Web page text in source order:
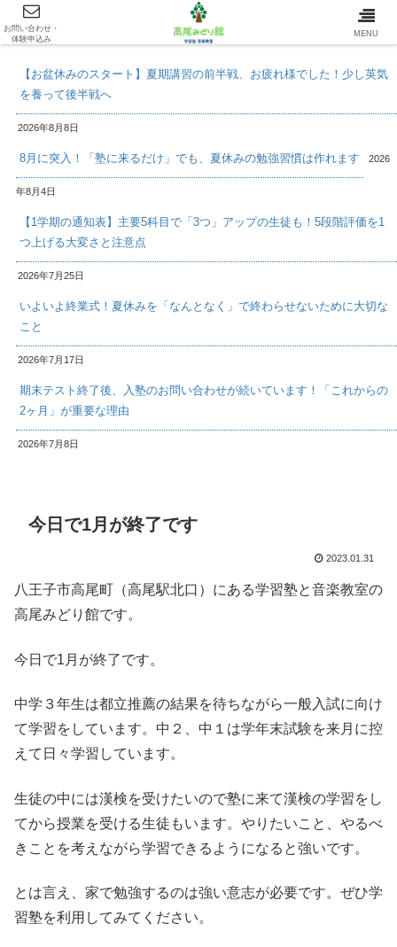
最新情報/INFOMATION
【お盆休みのスタート】夏期講習の前半戦、お疲れ様でした！少し英気
を養って後半戦へ
2026年8月8日
8月に突入！「塾に来るだけ」でも、夏休みの勉強習慣は作れます 2026
年8月4日
【1学期の通知表】主要5科目で「3つ」アップの生徒も！5段階評価を1
つ上げる大変さと注意点
2026年7月25日
いよいよ終業式！夏休みを「なんとなく」で終わらせないために大切な
こと
2026年7月17日
期末テスト終了後、入塾のお問い合わせが続いています！「これからの
2ヶ月」が重要な理由
2026年7月8日
今日で1月が終了です
2023.01.31
八王子市高尾町（高尾駅北口）にある学習塾と音楽教室の
高尾みどり館です。
今日で1月が終了です。
中学３年生は都立推薦の結果を待ちながら一般入試に向け
て学習をしています。中２、中１は学年末試験を来月に控
えて日々学習しています。
生徒の中には漢検を受けたいので塾に来て漢検の学習をし
てから授業を受ける生徒もいます。やりたいこと、やるべ
きことを考えながら学習できるようになると強いです。
とは言え、家で勉強するのは強い意志が必要です。ぜひ学
習塾を利用してみてください。
お問い合わせ・
体験申込み
MENU